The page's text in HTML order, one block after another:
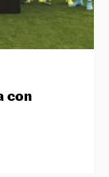
con